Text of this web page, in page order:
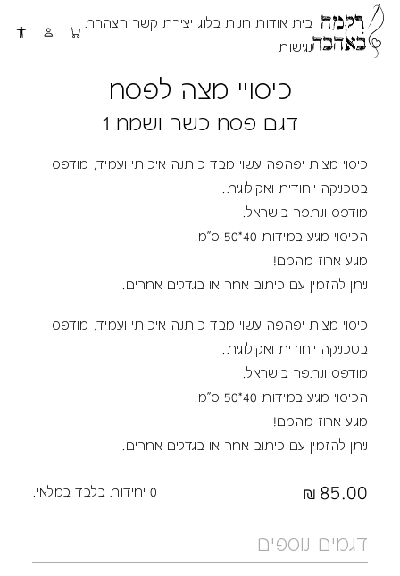
בית אודות חנות בלוג יצירת קשר הצהרת
נגישות
כיסויי מצה לפסח
דגם פסח כשר ושמח 1
כיסוי מצות יפהפה עשוי מבד כותנה איכותי ועמיד, מודפס
בטכניקה ייחודית ואקולוגית.
מודפס ונתפר בישראל.
הכיסוי מגיע במידות 40*50 ס''מ.
מגיע ארוז מהמם!
ניתן להזמין עם כיתוב אחר או בגדלים אחרים.
כיסוי מצות יפהפה עשוי מבד כותנה איכותי ועמיד, מודפס
בטכניקה ייחודית ואקולוגית.
מודפס ונתפר בישראל.
הכיסוי מגיע במידות 40*50 ס''מ.
מגיע ארוז מהמם!
ניתן להזמין עם כיתוב אחר או בגדלים אחרים.
85.00 0 יחידות בלבד במלאי.
דגמים נוספים